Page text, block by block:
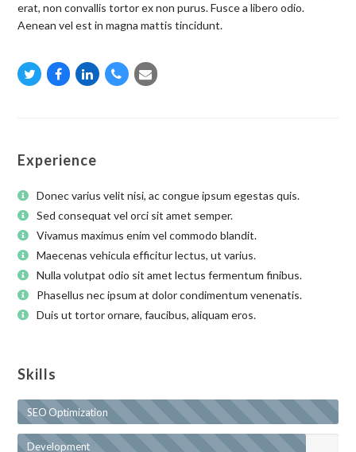
erat, non convallis tortor ex non purus. Fusce a libero odio.
Aenean vel est in magna mattis tincidunt.
TwitterFacebook
LinkedinPhoneEmail
Experience
Donec varius velit nisi, ac congue ipsum egestas quis.
Sed consequat vel orci sit amet semper.
Vivamus maximus enim vel commodo blandit.
Maecenas vehicula efficitur lectus, ut varius.
Nulla volutpat odio sit amet lectus fermentum finibus.
Phasellus nec ipsum at dolor condimentum venenatis.
Duis ut tortor ornare, faucibus, aliquam eros.
Skills
SEO Optimization
Development